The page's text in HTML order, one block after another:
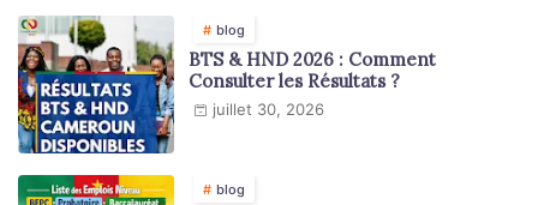
blog
BTS & HND 2026 : Comment
Consulter les Résultats ?
juillet 30, 2026
blog